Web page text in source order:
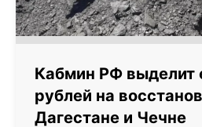
Кабмин РФ
рублей на
Дагестане и Чечне